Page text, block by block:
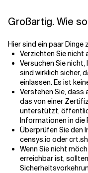
Großartig. Wie
Hier sind ein paar Dinge
Verzichten Sie nicht
Versuchen Sie nicht,
sind wirklich sicher,
einlassen. Es ist
Verstehen Sie, dass
das von einer
unterstützt,
Informationen in die
Überprüfen Sie den
censys.io oder
Wenn Sie nicht
erreichbar ist,